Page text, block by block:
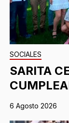
SOCIALES
SARITA
6 Agosto 2026